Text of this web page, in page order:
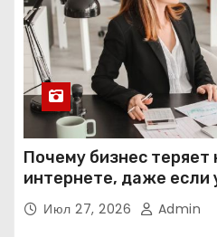
Почему бизнес теряет
интернете, даже если
Июл 27, 2026 Admin